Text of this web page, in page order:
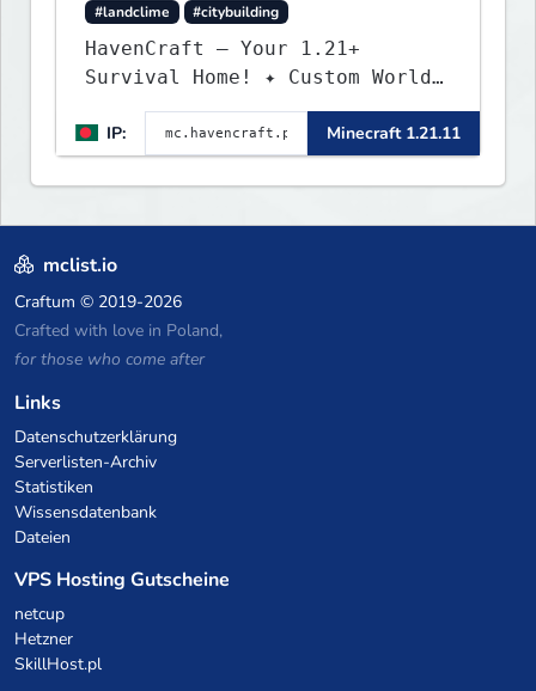
#landclime
#citybuilding
HavenCraft — Your 1.21+
Survival Home! ✦ Custom World
— Unique terrain generation ✦
Player Economy — Trade & build
wealth ✦ Land Claims — Protect
what you build ✦ Weekly Events
— Always something fun ✦ Zero
IP: Minecraft 1.21.11
mclist.io
Craftum © 2019-2026
Crafted with love in Poland,
for those who come after
Links
Datenschutzerklärung
Serverlisten-Archiv
Statistiken
Wissensdatenbank
Dateien
VPS Hosting Gutscheine
netcup
Hetzner
SkillHost.pl